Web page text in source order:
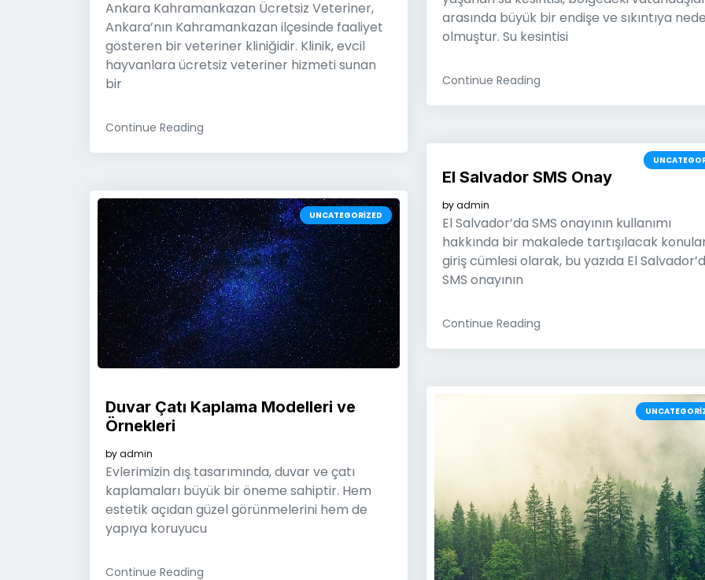
arasında büyük bir endişe ve sıkıntıya
olmuştur. Su kesintisi
Continue Reading
Ankara Kahramankazan Ücretsiz Veteriner,
Ankara’nın Kahramankazan ilçesinde faaliyet
gösteren bir veteriner kliniğidir. Klinik, evcil
hayvanlara ücretsiz veteriner hizmeti sunan
bir
Continue Reading
El Salvador SMS Onay
byadmin
El Salvador’da SMS onayının kullanımı
hakkında bir makalede tartışılacak
giriş cümlesi olarak, bu yazıda El
SMS onayının
Continue Reading
UNCATEGORIZED
Duvar Çatı Kaplama Modelleri ve
Örnekleri
byadmin
Evlerimizin dış tasarımında, duvar ve çatı
kaplamaları büyük bir öneme sahiptir. Hem
estetik açıdan güzel görünmelerini hem de
yapıya koruyucu
Continue Reading